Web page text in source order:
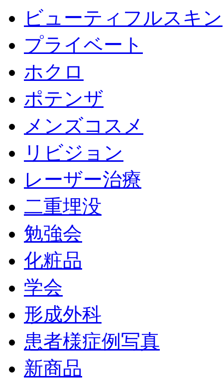
ビューティフルスキン
プライベート
ホクロ
ポテンザ
メンズコスメ
リビジョン
レーザー治療
二重埋没
勉強会
化粧品
学会
形成外科
患者様症例写真
新商品